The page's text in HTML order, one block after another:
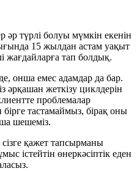
әр түрлі болуы мүмкін екенін
15 жылдан астам уақыт
жағдайларға тап болдық.
онша емес адамдар да бар.
әрқашан жеткізу циклдерін
проблемалар
тастамаймыз, бірақ оны
шешеміз.
қажет тапсырманы
істейтін өнеркәсіптік еден